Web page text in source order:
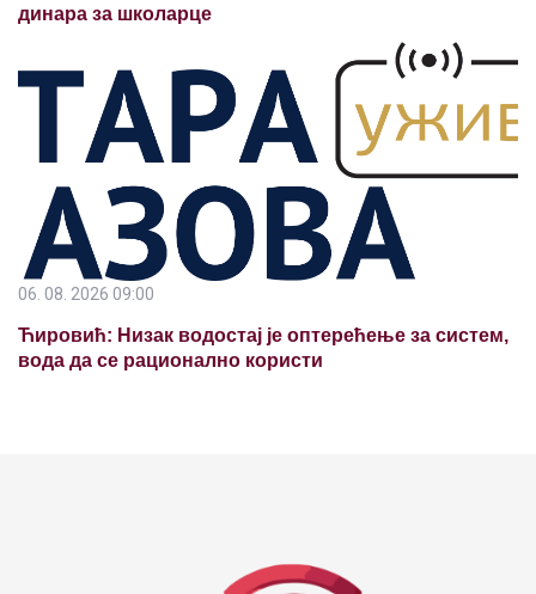
динара за школарце
06. 08. 2026 09:00
Ћировић: Низак водостај је оптерећење за систем,
вода да се рационално користи